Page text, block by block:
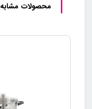
محصولات مشابه